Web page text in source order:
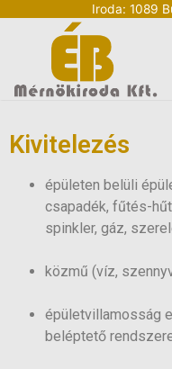
Iroda: 1089
Kivitelezés
épületen belüli
csapadék, fűtés-
spinkler, gáz,
közmű (víz,
épületvillamosság
beléptető